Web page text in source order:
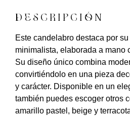
DESCRIPCIÓN
Este candelabro destaca por
minimalista, elaborada a mano
Su diseño único combina
convirtiéndolo en una pieza
y carácter. Disponible en un
también puedes escoger otros
amarillo pastel, beige y